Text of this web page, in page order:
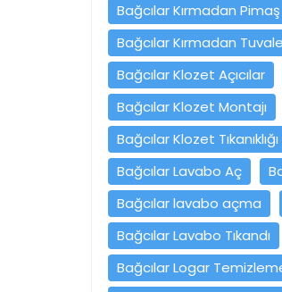
Bağcılar Kırmadan
Bağcılar Kırmadan
Bağcılar Klozet Açıcılar
Bağcılar Klozet Montajı
Bağcılar Klozet
Bağcılar Lavabo Aç
Bağcılar lavabo açma
Bağcılar Lavabo Tıkandı
Bağcılar Logar